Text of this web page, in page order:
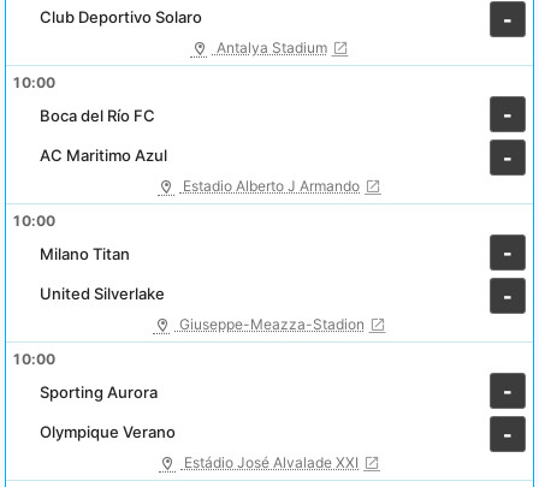
-
Club Deportivo Solaro
Antalya Stadium
10:00
Boca del Río FC
-
-
AC Maritimo Azul
Estadio Alberto J Armando
10:00
Milano Titan
-
-
United Silverlake
Giuseppe-Meazza-Stadion
10:00
Sporting Aurora
-
-
Olympique Verano
Estádio José Alvalade XXI